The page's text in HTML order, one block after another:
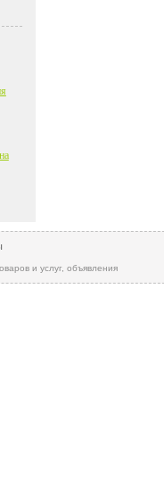
и услуг, объявления